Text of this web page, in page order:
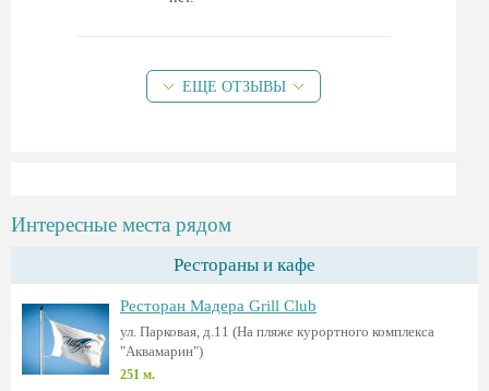
ЕЩЕ ОТЗЫВЫ
Интересные места рядом
Рестораны и кафе
Ресторан Мадера Grill Club
ул. Парковая, д.11 (На пляже курортного комплекса
"Аквамарин")
251 м.